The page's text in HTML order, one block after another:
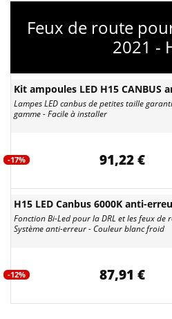
Feux de route
2021 -
Kit ampoules LED H15 CANBUS
Lampes LED canbus de petites taille
gamme - Facile à installer
-17% 91,22 €
H15 LED Canbus 6000K anti-
Fonction Bi-Led pour la DRL et les feux de
Système anti-erreur - Couleur blanc froid
-12% 87,91 €